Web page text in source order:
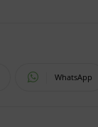
WhatsApp